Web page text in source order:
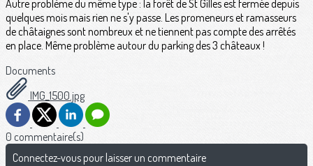
Autre problème du même type : la forêt de St Gilles est fermée depuis
quelques mois mais rien ne s'y passe. Les promeneurs et ramasseurs
de châtaignes sont nombreux et ne tiennent pas compte des arrêtés
en place. Même problème autour du parking des 3 châteaux !
Documents
IMG_1500.jpg
0 commentaire(s)
Connectez-vous pour laisser un commentaire